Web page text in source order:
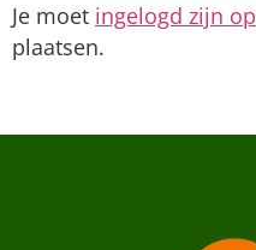
Je moet ingelogd zijn op
plaatsen.